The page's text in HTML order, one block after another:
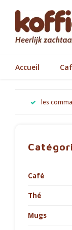
Accueil
les
Café
Thé
Mugs